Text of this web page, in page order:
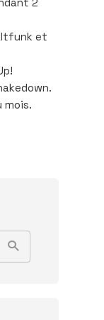
et
mois.